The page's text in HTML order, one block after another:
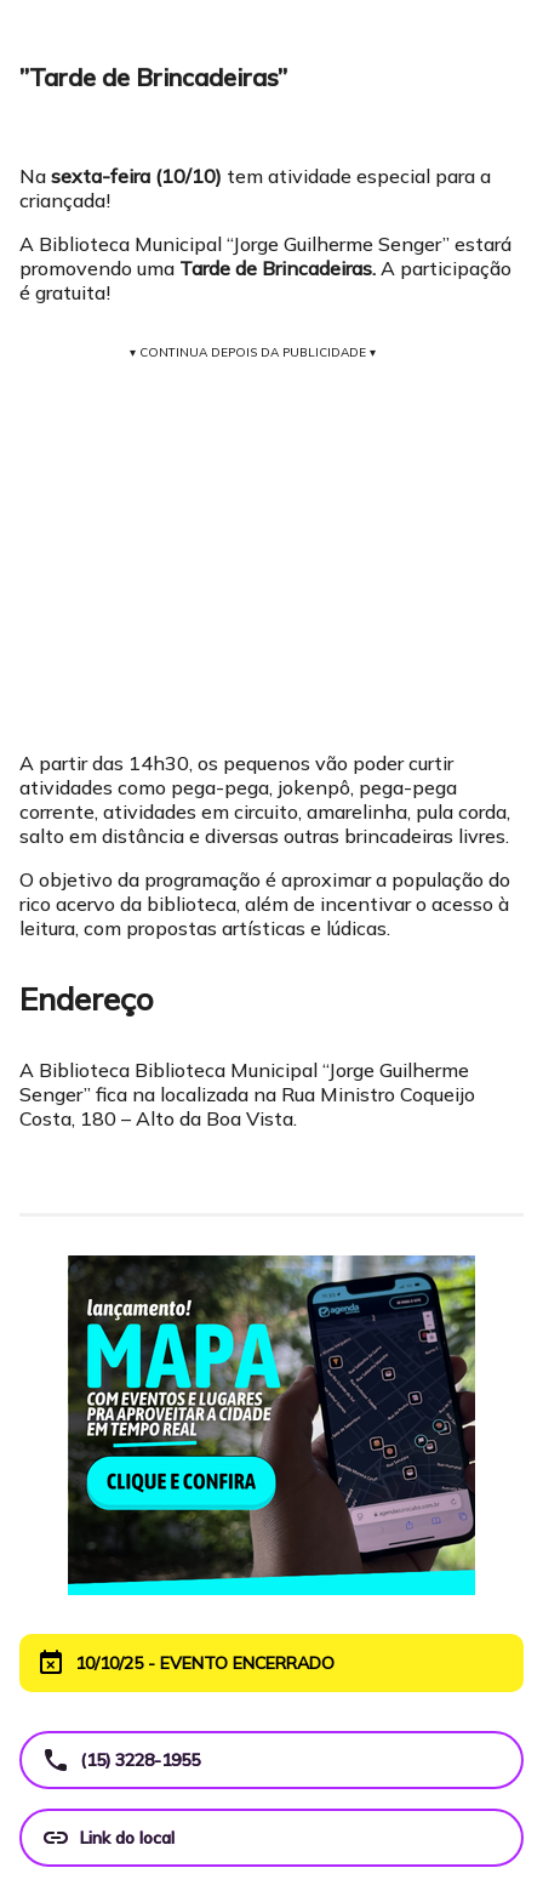
”Tarde de Brincadeiras”
Na sexta-feira (10/10) tem atividade especial para a
criançada!
A Biblioteca Municipal “Jorge Guilherme Senger” estará
promovendo uma Tarde de Brincadeiras. A participação
é gratuita!
▾ CONTINUA DEPOIS DA PUBLICIDADE ▾
A partir das 14h30, os pequenos vão poder curtir
atividades como pega-pega, jokenpô, pega-pega
corrente, atividades em circuito, amarelinha, pula corda,
salto em distância e diversas outras brincadeiras livres.
O objetivo da programação é aproximar a população do
rico acervo da biblioteca, além de incentivar o acesso à
leitura, com propostas artísticas e lúdicas.
Endereço
A Biblioteca Biblioteca Municipal “Jorge Guilherme
Senger” fica na localizada na Rua Ministro Coqueijo
Costa, 180 – Alto da Boa Vista.
event_busy 10/10/25 - EVENTO ENCERRADO
call (15) 3228-1955
link Link do local